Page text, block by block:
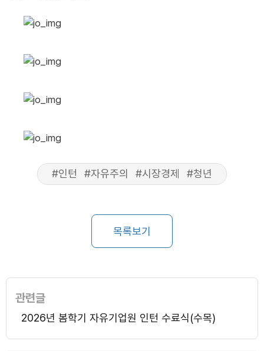
#인턴 #자유주의 #시장경제 #청년
목록보기
관련글
2026년 봄학기 자유기업원 인턴 수료식(수목)